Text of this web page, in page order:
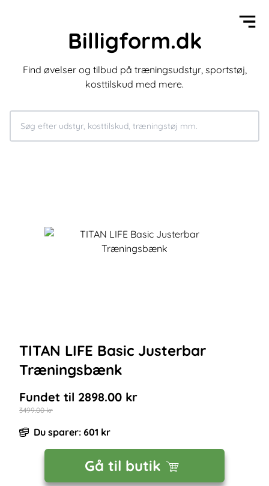
Billigform.dk
Find øvelser og tilbud på træningsudstyr, sportstøj,
kosttilskud med mere.
TITAN LIFE Basic Justerbar
Træningsbænk
Fundet til 2898.00 kr
3499.00kr
Du sparer: 601 kr
Gå til butik